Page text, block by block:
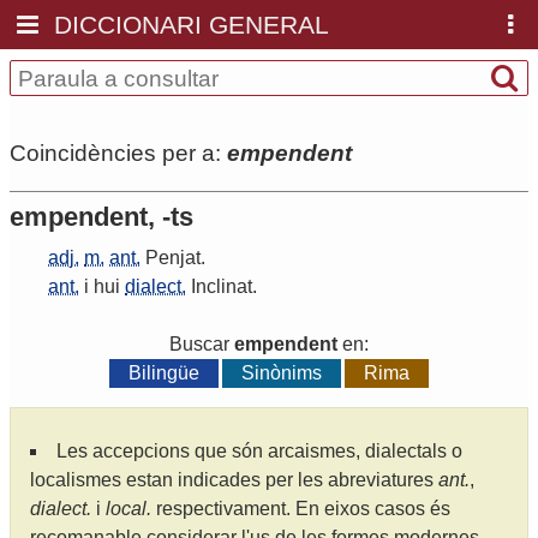
DICCIONARI GENERAL
Coincidències per a: empendent
empendent, -ts
adj. m. ant. Penjat.
ant. i hui dialect. Inclinat.
Buscar empendent en:
Bilingüe
Sinònims Rima
Les accepcions que són arcaismes, dialectals o
localismes estan indicades per les abreviatures ant.,
dialect. i local. respectivament. En eixos casos és